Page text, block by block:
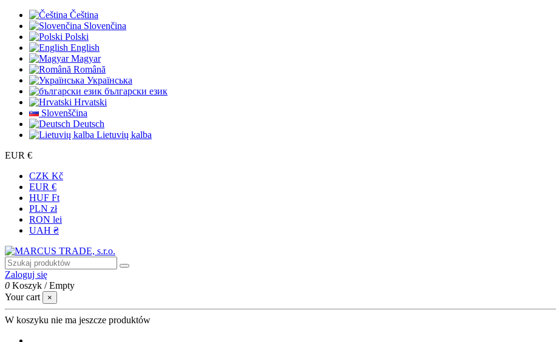
Čeština
Slovenčina
Polski
English
Magyar
Română
Українська
български език
Hrvatski
Slovenščina
Deutsch
Lietuvių kalba
EUR €
CZK Kč
EUR €
HUF Ft
PLN zł
RON lei
UAH ₴
Zaloguj się
0 Koszyk /Empty
Your cart
×
W koszyku nie ma jeszcze produktów